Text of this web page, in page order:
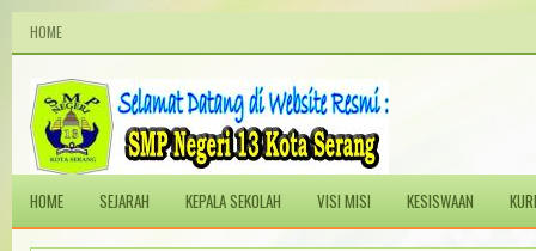
HOME
HOME SEJARAH KEPALA SEKOLAH VISI MISI KESISWAAN